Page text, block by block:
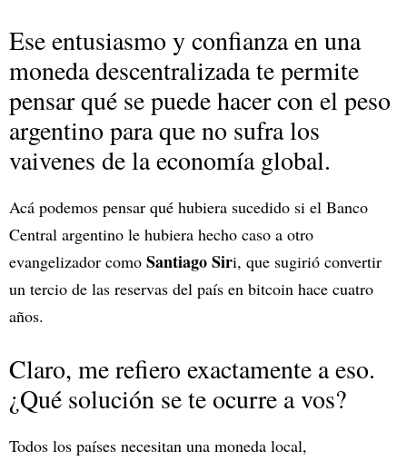
Ese entusiasmo y confianza en una
moneda descentralizada te permite
pensar qué se puede hacer con el peso
argentino para que no sufra los
vaivenes de la economía global.
Acá podemos pensar qué hubiera sucedido si el Banco
Central argentino le hubiera hecho caso a otro
evangelizador como Santiago Siri, que sugirió convertir
un tercio de las reservas del país en bitcoin hace cuatro
años.
Claro, me refiero exactamente a eso.
¿Qué solución se te ocurre a vos?
Todos los países necesitan una moneda local,